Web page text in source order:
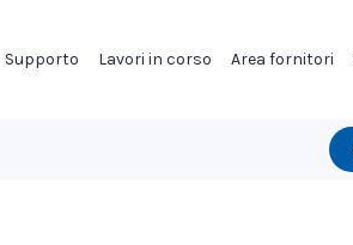
Supporto Lavori in corso Area fornitori